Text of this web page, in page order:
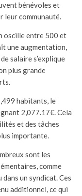
bénévoles et
leur communauté.
oscille entre 500 et
une augmentation,
salaire s’explique
plus grande
habitants, le
2,077.17€. Cela
et des tâches
importante.
sont les
comme
un syndicat. Ces
additionnel, ce qui